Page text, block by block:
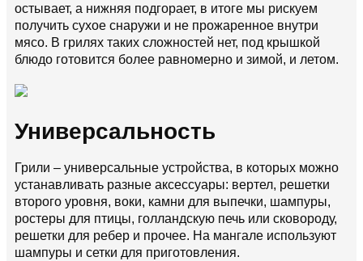
остывает, а нижняя подгорает, в итоге мы рискуем
получить сухое снаружи и не прожаренное внутри
мясо. В грилях таких сложностей нет, под крышкой
блюдо готовится более равномерно и зимой, и летом.
Универсальность
Грили – универсальные устройства, в которых можно
устанавливать разные аксессуары: вертел, решетки
второго уровня, воки, камни для выпечки, шампуры,
ростеры для птицы, голландскую печь или сковороду,
решетки для ребер и прочее. На мангале используют
шампуры и сетки для приготовления.